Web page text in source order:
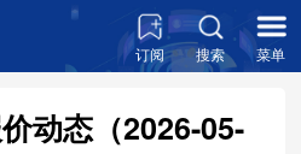
订阅 搜索 菜单
动态（2026-05-